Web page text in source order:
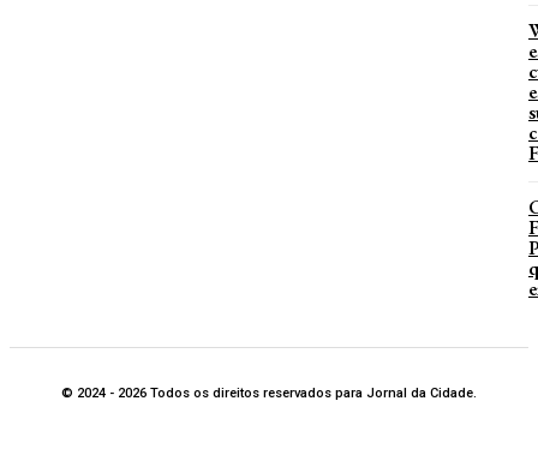
© 2024 - 2026 Todos os direitos reservados para Jornal da Cidade.